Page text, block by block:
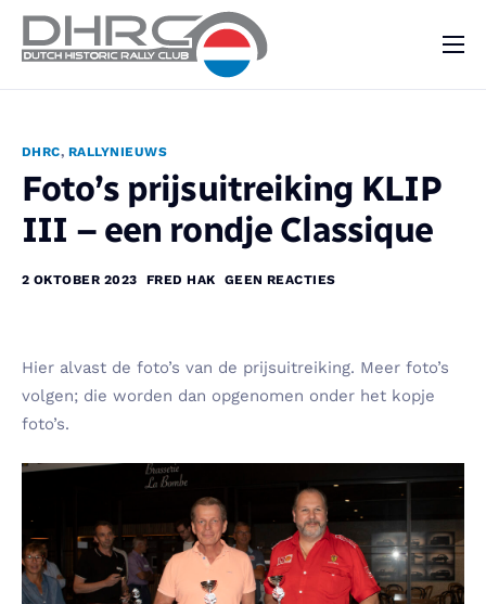
Vraag & Aanbod
Nieuws
DHRC, RALLYNIEUWS
Foto’s prijsuitreiking KLIP
III – een rondje Classique
2 OKTOBER 2023 FRED HAK GEEN REACTIES
Hier alvast de foto’s van de prijsuitreiking. Meer foto’s
volgen; die worden dan opgenomen onder het kopje
foto’s.